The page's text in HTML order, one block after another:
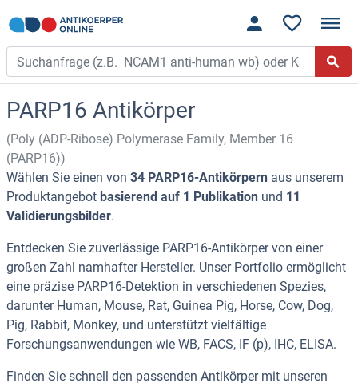
PARP16 Antikörper
(Poly (ADP-Ribose) Polymerase Family, Member 16
(PARP16))
Wählen Sie einen von 34 PARP16-Antikörpern aus unserem
Produktangebot basierend auf 1 Publikation und 11
Validierungsbilder.
Entdecken Sie zuverlässige PARP16-Antikörper von einer
großen Zahl namhafter Hersteller. Unser Portfolio ermöglicht
eine präzise PARP16-Detektion in verschiedenen Spezies,
darunter Human, Mouse, Rat, Guinea Pig, Horse, Cow, Dog,
Pig, Rabbit, Monkey, und unterstützt vielfältige
Forschungsanwendungen wie WB, FACS, IF (p), IHC, ELISA.
Finden Sie schnell den passenden Antikörper mit unseren